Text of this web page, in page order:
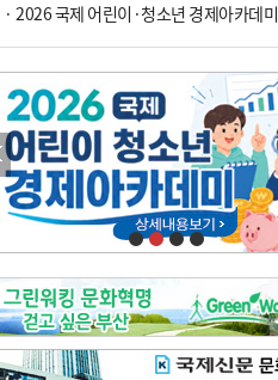
의령 한우산 털중나리
한 손 뉴스[전체보기]
오늘의 날씨-[전체보기]
오늘의 날씨- 2026년 8월 7일
오늘의 날씨- 2026년 8월 6일
우리 결혼해요-[전체보기]
우리 결혼해요- 김홍윤·정세빈 커플
· 2026 국제 어린이·청소년 경제아카데미